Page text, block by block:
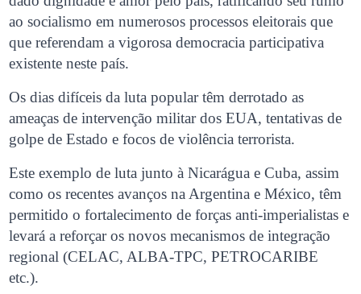
ao socialismo em numerosos processos eleitorais que
que referendam a vigorosa democracia participativa
existente neste país.
Os dias difíceis da luta popular têm derrotado as
ameaças de intervenção militar dos EUA, tentativas de
golpe de Estado e focos de violência terrorista.
Este exemplo de luta junto à Nicarágua e Cuba, assim
como os recentes avanços na Argentina e México, têm
permitido o fortalecimento de forças anti-imperialistas e
levará a reforçar os novos mecanismos de integração
regional (CELAC, ALBA-TPC, PETROCARIBE
etc.).